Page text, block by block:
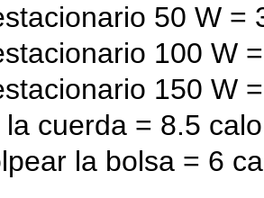
50 W =
100 W
150 W
cuerda = 8.5
la bolsa = 6